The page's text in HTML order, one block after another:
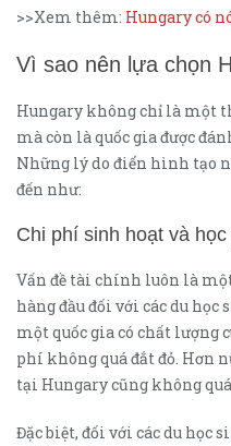
>>Xem thêm: Hungary có
Vì sao nên lựa chọn
Hungary không chỉ là một
mà còn là quốc gia được
Những lý do điển hình tạo
đến như:
Chi phí sinh hoạt và
Vấn đề tài chính luôn là
hàng đầu đối với các du
một quốc gia có chất lượng
phí không quá đắt đỏ. Hơn
tại Hungary cũng không quá
Đặc biệt, đối với các du học